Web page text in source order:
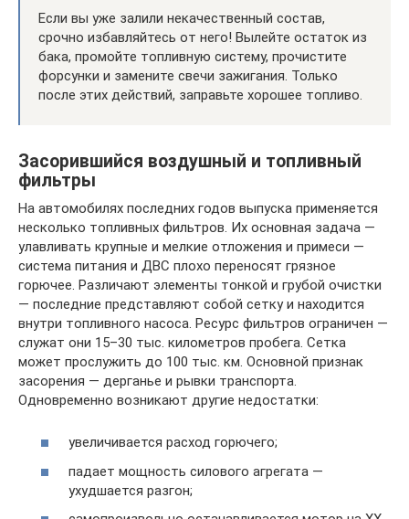
Если вы уже залили некачественный состав,
срочно избавляйтесь от него! Вылейте остаток из
бака, промойте топливную систему, прочистите
форсунки и замените свечи зажигания. Только
после этих действий, заправьте хорошее топливо.
Засорившийся воздушный и топливный
фильтры
На автомобилях последних годов выпуска применяется
несколько топливных фильтров. Их основная задача —
улавливать крупные и мелкие отложения и примеси —
система питания и ДВС плохо переносят грязное
горючее. Различают элементы тонкой и грубой очистки
— последние представляют собой сетку и находится
внутри топливного насоса. Ресурс фильтров ограничен —
служат они 15–30 тыс. километров пробега. Сетка
может прослужить до 100 тыс. км. Основной признак
засорения — дерганье и рывки транспорта.
Одновременно возникают другие недостатки:
увеличивается расход горючего;
падает мощность силового агрегата —
ухудшается разгон;